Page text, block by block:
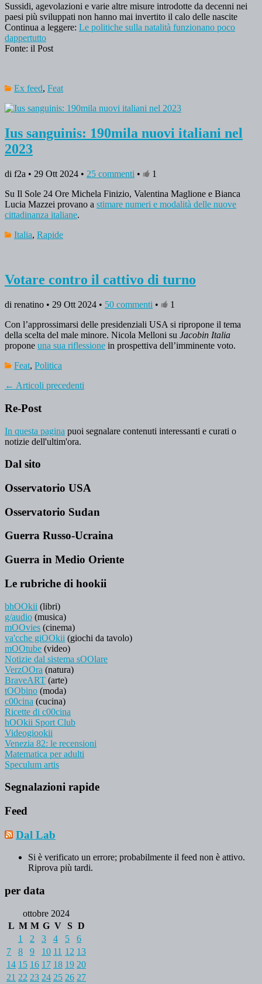
Sussidi, agevolazioni e varie altre misure introdotte da decenni nei
paesi più sviluppati non hanno mai invertito il calo delle nascite
Continua a leggere: Le politiche sulla natalità funzionano poco
dappertutto
Fonte: il Post
Ex feed, Feat
Ius sanguinis: 190mila nuovi italiani nel
2023
di f2a • 29 Ott 2024 • 25 commenti •
1
Su Il Sole 24 Ore Michela Finizio, Valentina Maglione e Bianca
Lucia Mazzei provano a stimare numeri e modalità delle nuove
cittadinanza italiane.
Italia, Rapide
Votare contro il cattivo di turno
di renatino • 29 Ott 2024 • 50 commenti •
1
Con l’approssimarsi delle presidenziali USA si ripropone il tema
della scelta del male minore. Nicola Melloni su Jacobin Italia
propone una sua riflessione in prospettiva dell’imminente voto.
Feat, Politica
← Articoli precedenti
Re-Post
In questa pagina puoi segnalare contenuti interessanti e curati o
notizie dell'ultim'ora.
Dal sito
Osservatorio USA
Osservatorio Sudan
Guerra Russo-Ucraina
Guerra in Medio Oriente
Le rubriche di hookii
bhOOkii (libri)
g/audio (musica)
mOOvies (cinema)
va'cche giOOkii (giochi da tavolo)
mOOtube (video)
Notizie dal sistema sOOlare
VerzOOra (natura)
BraveART (arte)
tOObino (moda)
c00cina (cucina)
Ricette di c00cina
hOOkii Sport Club
Videogiookii
Venezia 82: le recensioni
Matematica per adulti
Speculum artis
Segnalazioni rapide
Feed
Dal Lab
Si è verificato un errore; probabilmente il feed non è attivo.
Riprova più tardi.
per data
ottobre 2024
L M M G V S D
1 2 3 4 5
6
7
8 9 10 11 12 13
14 15 16 17 18 19 20
21 22 23 24 25 26 27